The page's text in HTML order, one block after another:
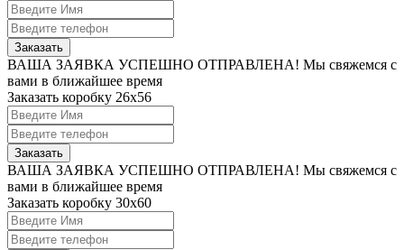
Заказать
ВАША ЗАЯВКА УСПЕШНО ОТПРАВЛЕНА! Мы свяжемся с
вами в ближайшее время
Заказать коробку 26x56
Заказать
ВАША ЗАЯВКА УСПЕШНО ОТПРАВЛЕНА! Мы свяжемся с
вами в ближайшее время
Заказать коробку 30x60